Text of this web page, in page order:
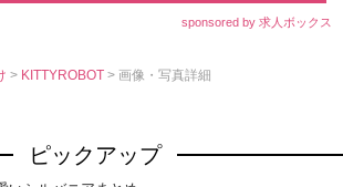
sponsored by 求人ボックス
> KITTYROBOT> 画像・写真詳細
ピックアップ